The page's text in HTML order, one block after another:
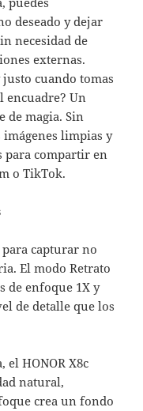
deseado y dejar
necesidad de
externas.
cuando tomas
encuadre? Un
de magia. Sin
imágenes limpias y
para compartir en
o TikTok.
capturar no
El modo Retrato
de enfoque 1X y
de detalle que los
el HONOR X8c
natural,
crea un fondo